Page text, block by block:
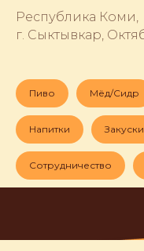
Республика Коми,
г. Сыктывкар,
Пиво Мёд/Сидр
Напитки Закуски
Сотрудничество